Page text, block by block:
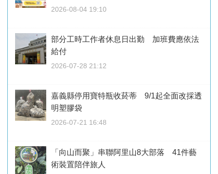
2026-08-04 19:10
部分工時工作者休息日出勤 加班費應依法
給付
2026-07-28 21:12
嘉義縣停用寶特瓶收菸蒂 9/1起全面改採透
明塑膠袋
2026-07-21 16:48
「向山而聚」串聯阿里山8大部落 41件藝
術裝置陪伴旅人